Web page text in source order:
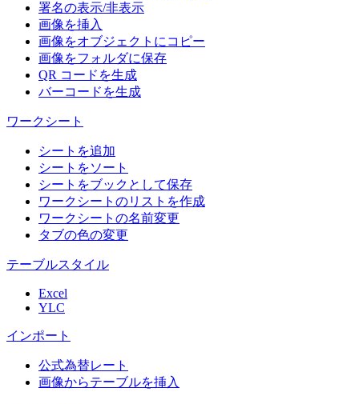
署名の表示/非表示
画像を挿入
画像をオブジェクトにコピー
画像をフォルダに保存
QR コードを生成
バーコードを生成
ワークシート
シートを追加
シートをソート
シートをブックとして保存
ワークシートのリストを作成
ワークシートの名前変更
タブの色の変更
テーブルスタイル
Excel
YLC
インポート
公式為替レート
画像からテーブルを挿入